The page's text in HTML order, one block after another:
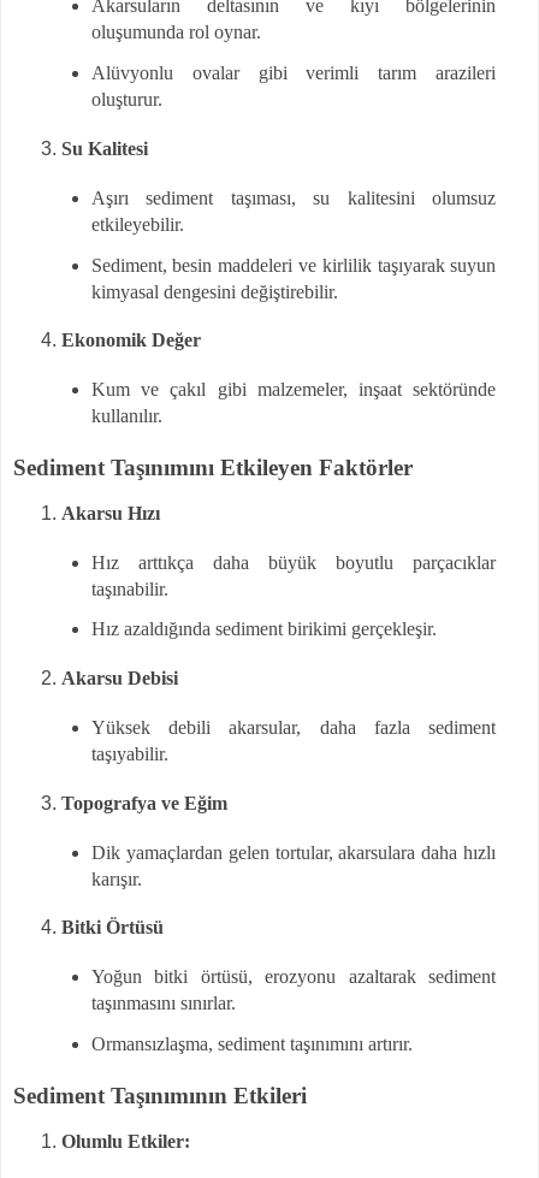
Akarsuların deltasının ve kıyı bölgelerinin
oluşumunda rol oynar.
Alüvyonlu ovalar gibi verimli tarım arazileri
oluşturur.
Su Kalitesi
Aşırı sediment taşıması, su kalitesini olumsuz
etkileyebilir.
Sediment, besin maddeleri ve kirlilik taşıyarak suyun
kimyasal dengesini değiştirebilir.
Ekonomik Değer
Kum ve çakıl gibi malzemeler, inşaat sektöründe
kullanılır.
Sediment Taşınımını Etkileyen Faktörler
Akarsu Hızı
Hız arttıkça daha büyük boyutlu parçacıklar
taşınabilir.
Hız azaldığında sediment birikimi gerçekleşir.
Akarsu Debisi
Yüksek debili akarsular, daha fazla sediment
taşıyabilir.
Topografya ve Eğim
Dik yamaçlardan gelen tortular, akarsulara daha hızlı
karışır.
Bitki Örtüsü
Yoğun bitki örtüsü, erozyonu azaltarak sediment
taşınmasını sınırlar.
Ormansızlaşma, sediment taşınımını artırır.
Sediment Taşınımının Etkileri
Olumlu Etkiler: